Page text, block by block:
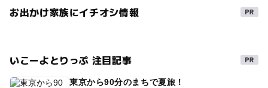
お出かけ家族にイチオシ情報
いこーよとりっぷ 注目記事
東京から90分のまちで夏旅！